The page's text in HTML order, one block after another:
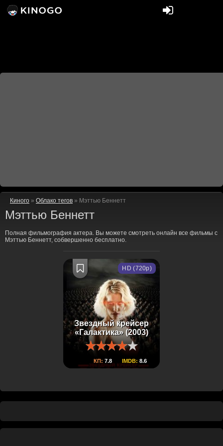
Киного » Облако тегов » Мэттью Беннетт
Мэттью Беннетт
Полная фильмография актера. Вы можете смотреть онлайн все фильмы с
Мэттью Беннетт, собвершенно бесплатно.
Звездный крейсер
«Галактика» (2003)
КП: 7.8 IMDB: 8.6
HD (720p)